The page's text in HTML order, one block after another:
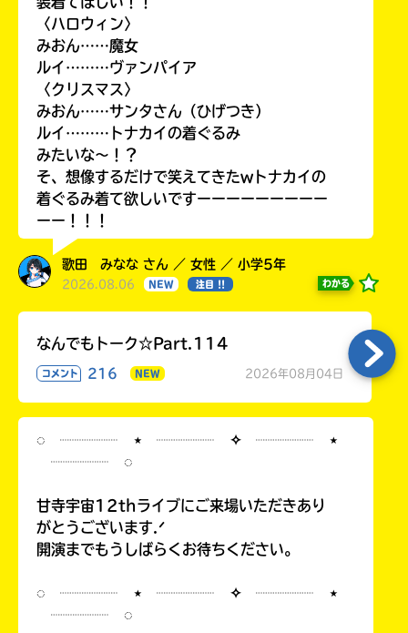
〈ハロウィン〉
みおん……魔女
ルイ………ヴァンパイア
〈クリスマス〉
みおん……サンタさん（ひげつき）
ルイ………トナカイの着ぐるみ
みたいな〜！？
そ、想像するだけで笑えてきたwトナカイの
着ぐるみ着て欲しいですーーーーーーーーー
ーー！！！
歌田 みなな さん ／ 女性 ／ 小学5年
2026.08.06 NEW 注目 !! わかる
なんでもトーク☆Part.114
コメント 216 NEW 2026年08月04日
◌ ┈┈┈┈ ⋆ ┈┈┈┈ ✧ ┈┈┈┈ ⋆
┈┈┈┈ ◌
甘寺宇宙12thライブにご来場いただきあり
がとうございます.ᐟ
開演までもうしばらくお待ちください。
◌ ┈┈┈┈ ⋆ ┈┈┈┈ ✧ ┈┈┈┈ ⋆
┈┈┈┈ ◌